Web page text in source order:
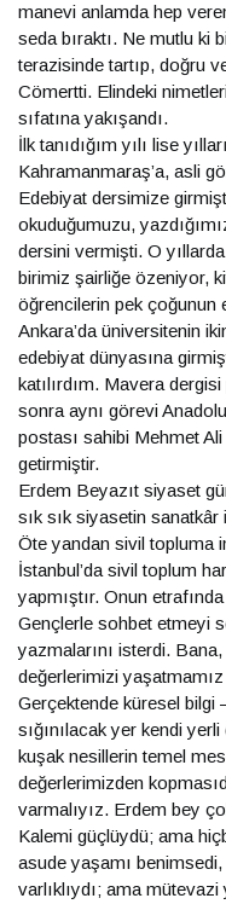
manevi anlamda hep
seda bıraktı. Ne mutlu ki
terazisinde tartıp, doğru
Cömertti. Elindeki
sıfatına yakışandı.
İlk tanıdığım yılı lise
Kahramanmaraş’a, asli
Edebiyat dersimize
okuduğumuzu,
dersini vermişti. O
birimiz şairliğe özeniyor,
öğrencilerin pek çoğunun
Ankara’da üniversitenin
edebiyat dünyasına
katılırdım. Mavera
sonra aynı görevi
postası sahibi Mehmet
getirmiştir.
Erdem Beyazıt siyaset
sık sık siyasetin sanatkâr
Öte yandan sivil topluma
İstanbul’da sivil toplum
yapmıştır. Onun
Gençlerle sohbet etmeyi
yazmalarını isterdi.
değerlerimizi
Gerçektende küresel bilgi
sığınılacak yer kendi
kuşak nesillerin temel
değerlerimizden
varmalıyız. Erdem bey
Kalemi güçlüydü; ama
asude yaşamı
varlıklıydı; ama